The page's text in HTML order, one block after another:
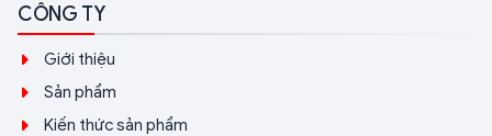
CÔNG TY
Giới thiệu
Sản phẩm
Kiến thức sản phẩm